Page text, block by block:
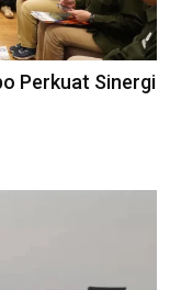
Perkuat Sinergi